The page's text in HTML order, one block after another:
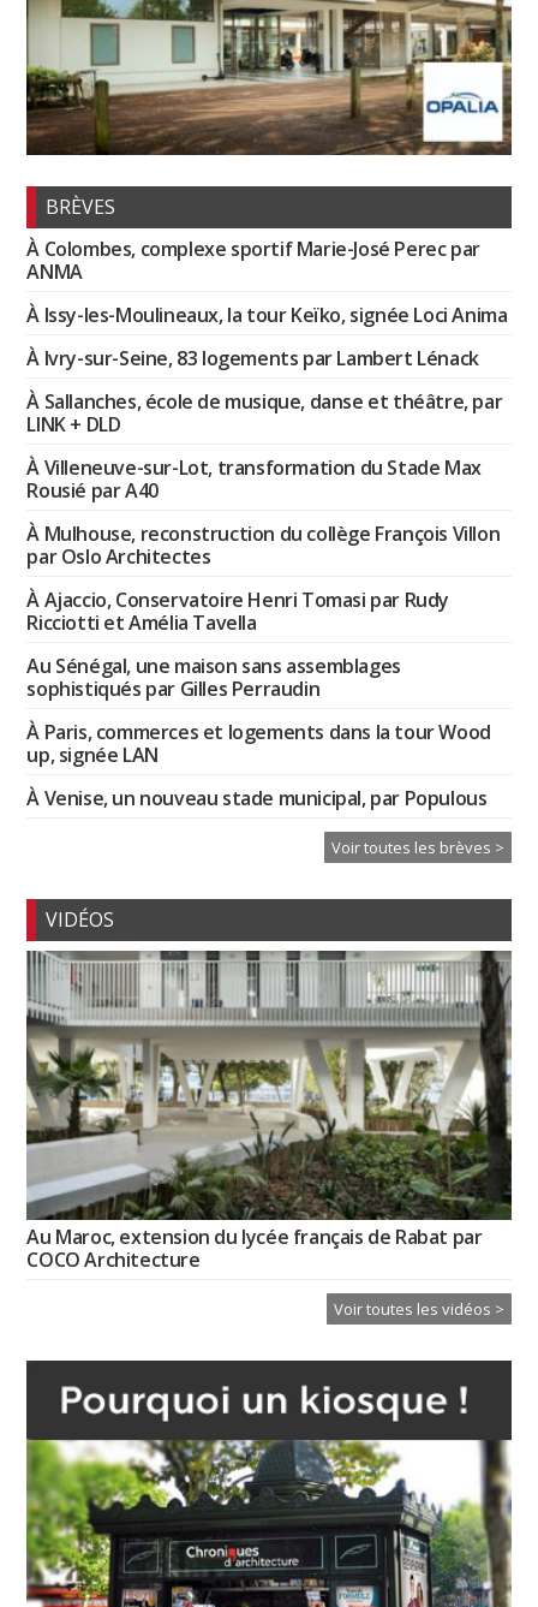
BRÈVES
À Colombes, complexe sportif Marie-José Perec par
ANMA
À Issy-les-Moulineaux, la tour Keïko, signée Loci Anima
À Ivry-sur-Seine, 83 logements par Lambert Lénack
À Sallanches, école de musique, danse et théâtre, par
LINK + DLD
À Villeneuve-sur-Lot, transformation du Stade Max
Rousié par A40
À Mulhouse, reconstruction du collège François Villon
par Oslo Architectes
À Ajaccio, Conservatoire Henri Tomasi par Rudy
Ricciotti et Amélia Tavella
Au Sénégal, une maison sans assemblages
sophistiqués par Gilles Perraudin
À Paris, commerces et logements dans la tour Wood
up, signée LAN
À Venise, un nouveau stade municipal, par Populous
Voir toutes les brèves >
VIDÉOS
Au Maroc, extension du lycée français de Rabat par
COCO Architecture
Voir toutes les vidéos >